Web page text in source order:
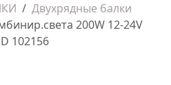
Двухрядные балки
200W 12-24V
102156